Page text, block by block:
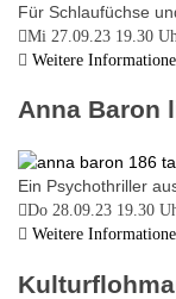
Für Schlaufüchse
Mi 27.09.23 19.30
Weitere
Anna Baron
Ein Psychothriller
Do 28.09.23 19.30
Weitere